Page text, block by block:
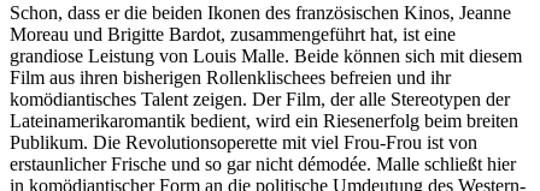
Schon, dass er die beiden Ikonen des französischen Kinos, Jeanne
Moreau und Brigitte Bardot, zusammengeführt hat, ist eine
grandiose Leistung von Louis Malle. Beide können sich mit diesem
Film aus ihren bisherigen Rollenklischees befreien und ihr
komödiantisches Talent zeigen. Der Film, der alle Stereotypen der
Lateinamerikaromantik bedient, wird ein Riesenerfolg beim breiten
Publikum. Die Revolutionsoperette mit viel Frou-Frou ist von
erstaunlicher Frische und so gar nicht démodée. Malle schließt hier
in komödiantischer Form an die politische Umdeutung des Western-